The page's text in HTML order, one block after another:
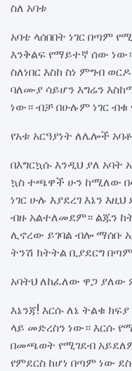
ስለ አባቱ
አባቴ ላሰበበት ነገር በጣም
እንቅልፍ የማይተኛ ሰው
ስለነበር እስከ ስነ ምግብ
ባለሙያ ሳይሆን እግሬን
ነው። ብቻ በሁሉም ነገር ብቁ
የአቱ አርዓያነት ለሌሎች
በእግርኳሱ እንዲህ ያለ አባት
ኳስ ተጫዋች ሁን ከሚለው
ነገር ሁሉ እያደረገ እኔን
ብዙ አልተለመደም። ልጁን
ሊኖረው ይገባል ብሎ ማሰቡ
ትንሽ ክትትል ቢያደርግ
አባትህ ለከፈለው ዋጋ ያለው
እኔንጃ! እርሱ ለኔ ትልቁ
ላይ መድረስን ነው። እርሱ
በመጫወት የሚገደብ
የምደርስ ከሆነ በጣም ነው